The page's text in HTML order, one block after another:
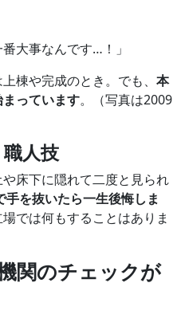
大事なんです…！」
棟や完成のとき。でも、 本
っています。（写真は2009
職人技
床下に隠れて二度と見られ
手を抜いたら一生後悔しま
では何もすることはありま
関のチェックが